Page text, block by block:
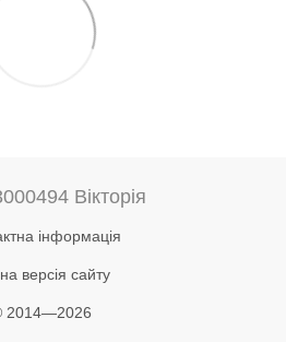
Вікторія
інформація
версія сайту
2014—2026